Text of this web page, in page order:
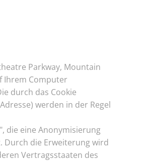
Parkway, Mountain
Ihrem Computer
durch das Cookie
werden in der Regel
die eine Anonymisierung
Durch die Erweiterung wird
Vertragsstaaten des